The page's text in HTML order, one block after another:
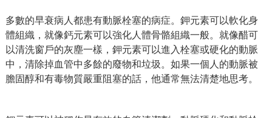
多數的早衰病人都患有動脈栓塞的病症。鉀元素可以軟化身
體組織，就像鈣元素可以強化人體骨骼組織一般。就像醋可
以清洗窗戶的灰塵一樣，鉀元素可以進入栓塞或硬化的動脈
中，清除掉血管中多餘的廢物和垃圾。如果一個人的動脈被
膽固醇和有毒物質嚴重阻塞的話，他通常無法清楚地思考。